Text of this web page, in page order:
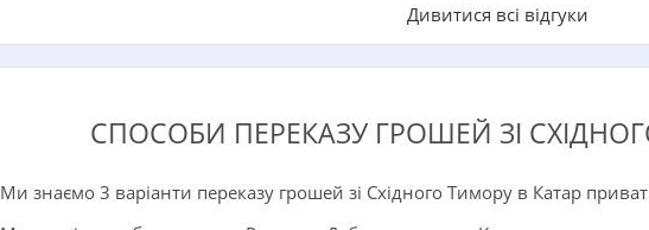
Дивитися всі відгуки
СПОСОБИ ПЕРЕКАЗУ ГРОШЕЙ ЗІ
Ми знаємо 3 варіанти переказу грошей зі Східного Тимору в Катар